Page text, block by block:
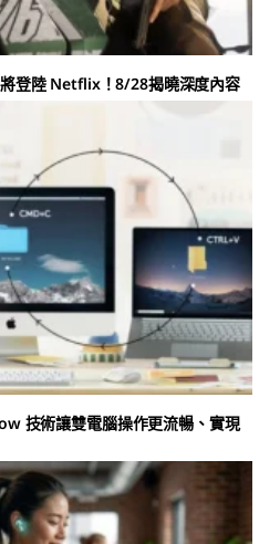
將登陸 Netflix！8/28揭曉深度內容
技術讓雙電腦操作更流暢、實現